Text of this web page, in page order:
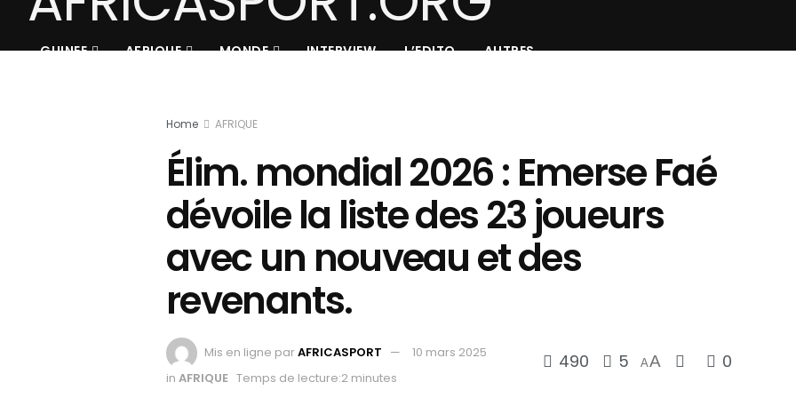
GUINEE AFRIQUE MONDE INTERVIEW L’EDITO AUTRES
Home AFRIQUE
Élim. mondial 2026 : Emerse Faé
dévoile la liste des 23 joueurs
avec un nouveau et des
revenants.
Mis en ligne parAFRICASPORT
10 mars 2025
in AFRIQUE Temps de lecture:2 minutes
490 5 AA 0